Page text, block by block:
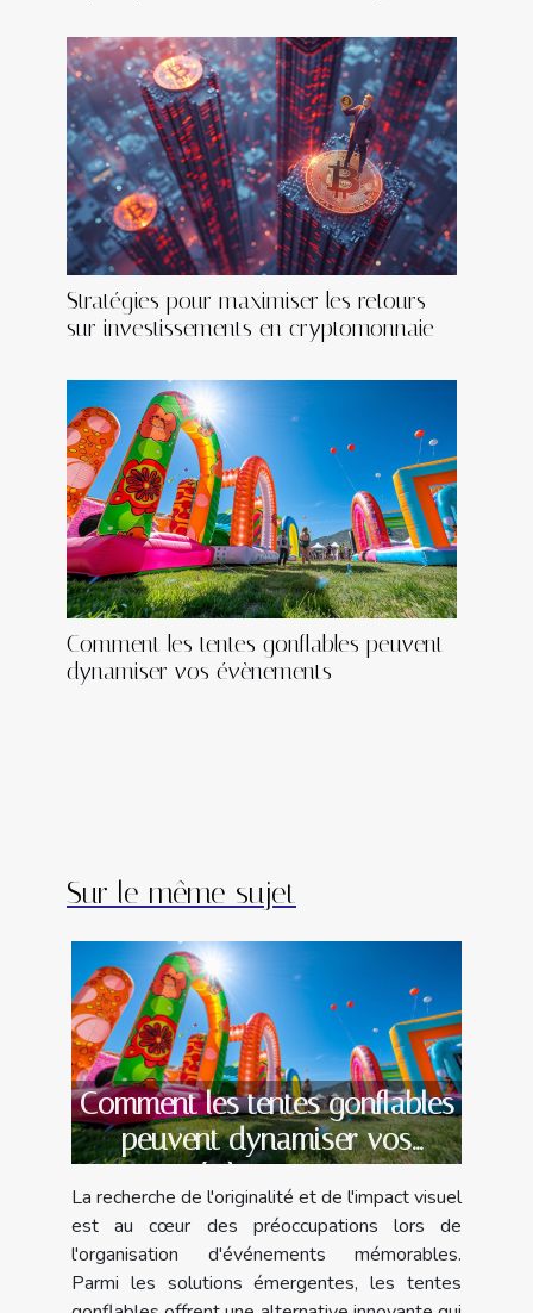
Stratégies pour maximiser les retours
sur investissements en cryptomonnaie
Comment les tentes gonflables peuvent
dynamiser vos évènements
Sur le même sujet
Comment les tentes gonflables
peuvent dynamiser vos
évènements
La recherche de l'originalité et de l'impact visuel
est au cœur des préoccupations lors de
l'organisation d'événements mémorables.
Parmi les solutions émergentes, les tentes